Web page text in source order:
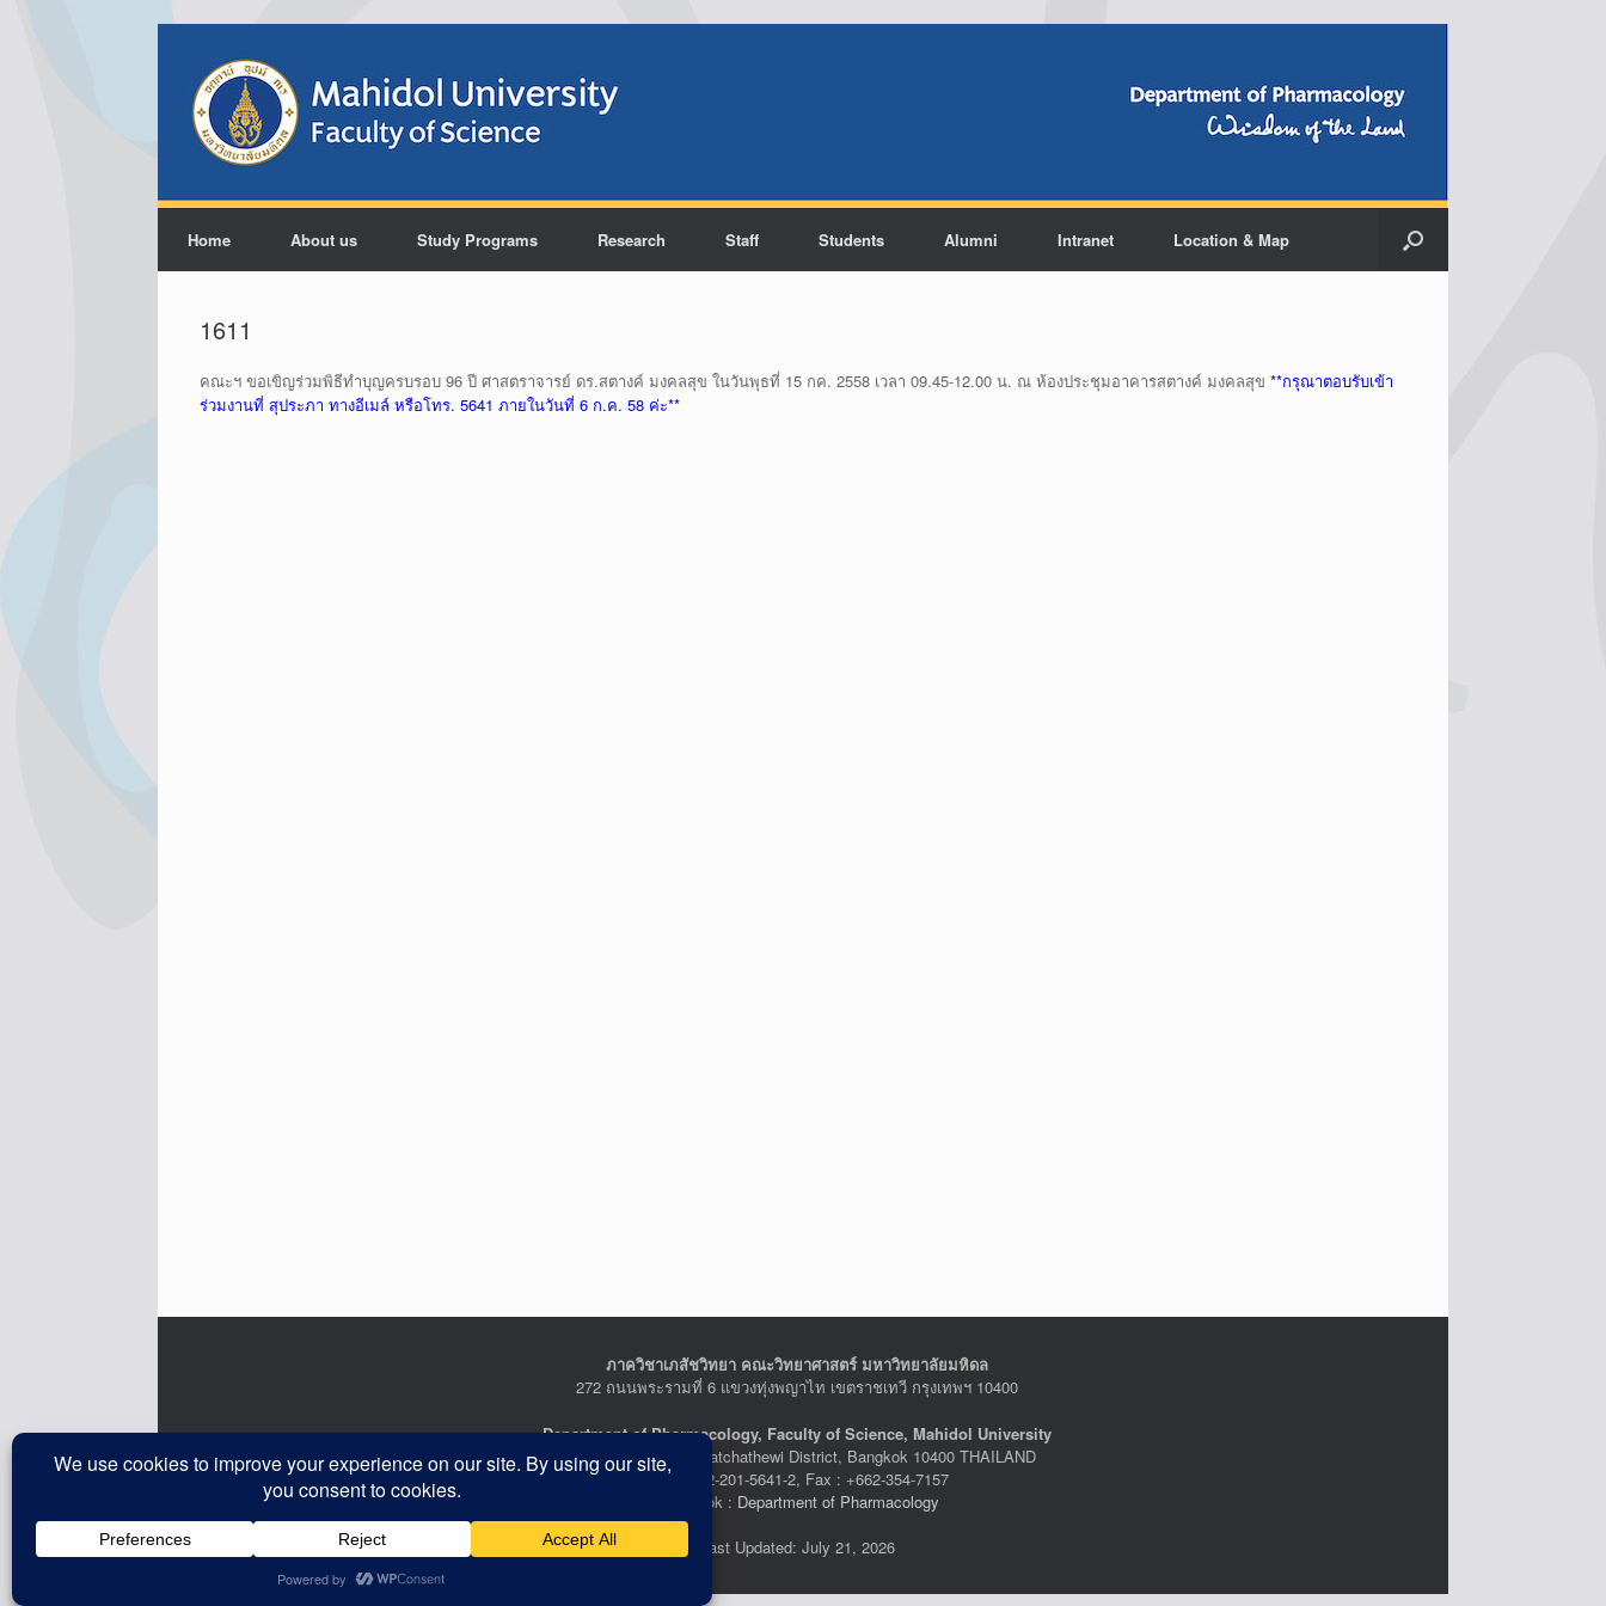
Home About us Study Programs Research Staff Students Alumni Intranet Location & Map
1611
คณะฯ ขอเขิญร่วมพิธีทำบุญครบรอบ 96 ปี ศาสตราจารย์ ดร.สตางค์ มงคลสุข ในวันพุธที่ 15 กค. 2558 เวลา 09.45-12.00 น. ณ ห้องประชุมอาคารสตางค์ มงคลสุข **กรุณาตอบรับเข้า
ร่วมงานที่ สุประภา ทางอีเมล์ หรือโทร. 5641 ภายในวันที่ 6 ก.ค. 58 ค่ะ**
ภาควิชาเภสัชวิทยา คณะวิทยาศาสตร์ มหาวิทยาลัยมหิดล
272 ถนนพระรามที่ 6 แขวงทุ่งพญาไท เขตราชเทวี กรุงเทพฯ 10400
Department of Pharmacology, Faculty of Science, Mahidol University
272 Rama VI Road, Ratchathewi District, Bangkok 10400 THAILAND
Tel : +662-201-5641-2, Fax : +662-354-7157
Facebook : Department of Pharmacology
Last Updated: July 21, 2026